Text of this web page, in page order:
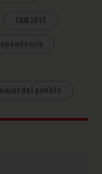
CAN 2015
del pueblo